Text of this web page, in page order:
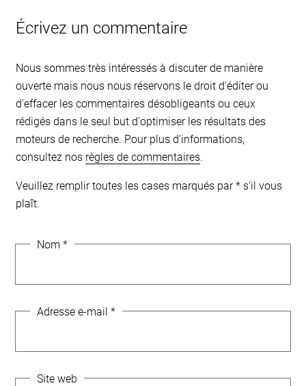
Écrivez un commentaire
Nous sommes très intéressés à discuter de manière
ouverte mais nous nous réservons le droit d'éditer ou
d'effacer les commentaires désobligeants ou ceux
rédigés dans le seul but d'optimiser les résultats des
moteurs de recherche. Pour plus d’informations,
consultez nos règles de commentaires.
Veuillez remplir toutes les cases marqués par * s'il vous
plaît.
Nom *
Adresse e-mail *
Site web